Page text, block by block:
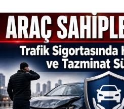
Magazin
Mektup Galeri
Röportaj
Manşet